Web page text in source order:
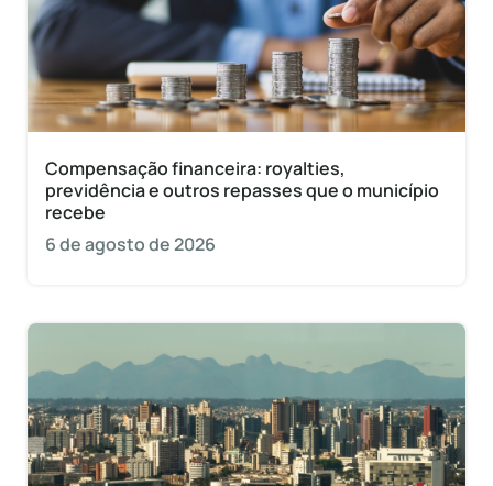
Compensação financeira: royalties,
previdência e outros repasses que o município
recebe
6 de agosto de 2026